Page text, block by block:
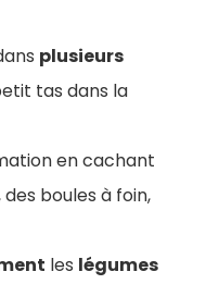
plusieurs
tas dans la
en cachant
des boules à foin,
les légumes